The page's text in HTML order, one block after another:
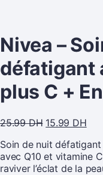
Nivea –
défatigant
plus C +
25.99DH 15.99 DH
Soin de nuit
avec Q10 et vitamine
raviver l’éclat de la